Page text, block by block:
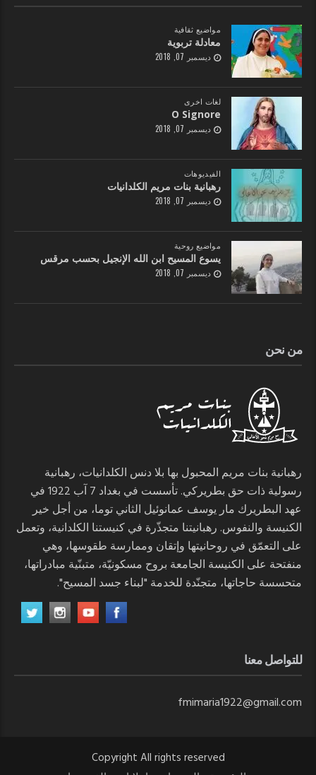
مواضيع ثقافية
معادلة تربوية
ديسمبر 07, 2018
لغات اخرى
O Signore
ديسمبر 07, 2018
الفيديوهات
رهبانية بنات مريم الكلدانيات
ديسمبر 07, 2018
مواضيع روحية
يسوع المسيح ابن الله الإنجيل بحسب مرقس
ديسمبر 07, 2018
من نحن
رهبانية بنات مريم المحبول بها بلا دنس الكلدانيات، رهبانية
رسولية ذات حق بطريركي. تأسست في بغداد 7 آب 1922 في
عهد البطريرك مار يوسف عمانوئيل الثاني توما، من أجل خير
الكنيسة والنفوس. رهبانيتنا متجذّرة في كنيستنا الكلدانية، وتعمل
على التعمّق في روحانيتها وإتقان وممارسة طقوسها، وهي
منفتحة على الكنيسة الجامعة بروح مسكونيّة، متبنّية مبادراتها،
متحسسة حاجاتها، متجنّدة للخدمة "لبناء جسد المسيح".
للتواصل معنا
fmimaria1922@gmail.com
Copyright All rights reserved